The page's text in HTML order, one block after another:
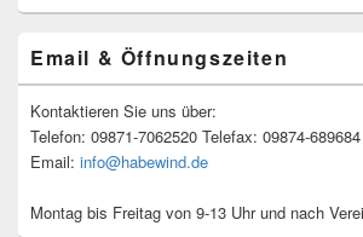
Email & Öffnungszeiten
Kontaktieren Sie uns über:
Telefon: 09871-7062520 Telefax: 09874-689684
Email: info@habewind.de
Montag bis Freitag von 9-13 Uhr und nach